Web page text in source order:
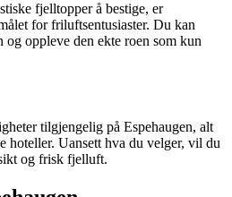
fjelltopper å bestige, er
for friluftsentusiaster. Du kan
og oppleve den ekte roen som kun
tilgjengelig på Espehaugen, alt
hoteller. Uansett hva du velger, vil du
og frisk fjelluft.